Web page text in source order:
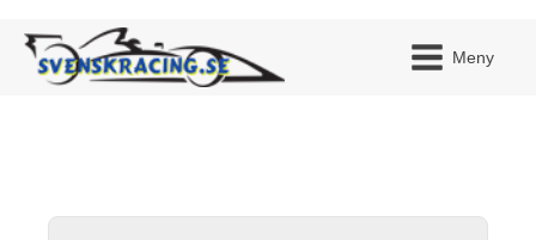
Meny